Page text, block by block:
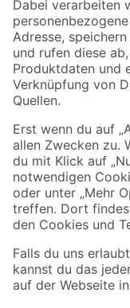
Zahlungsarten
Sicher einkaufen
Jetzt die toom-App
Alle Preisangaben in EUR inkl.
Umständen nicht in allen
sich auf den unter "Mein